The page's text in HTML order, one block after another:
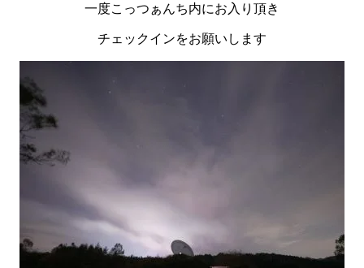
一度こっつぁんち内にお入り頂き
チェックインをお願いします